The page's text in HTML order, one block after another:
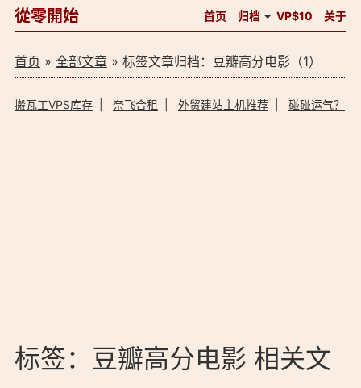
從零開始 首页 归档 VP$10 关于
首页 » 全部文章» 标签文章归档：豆瓣高分电影（1）
搬瓦工VPS库存| 奈飞合租 外贸建站主机推荐| 碰碰运气？
标签：豆瓣高分电影 相关文